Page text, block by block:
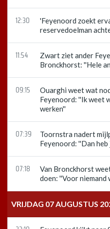
12:30
'Feyenoord zoekt
reservedoelman
11:54
Zwart ziet ander
Bronckhorst: ''Hele
09:15
Ouarghi weet wat
Feyenoord: ''Ik weet
werken''
07:39
Toornstra nadert
Feyenoord: ''Dan
07:18
Van Bronckhorst
doen: ''Voor niemand
VRIJDAG 07 AUGUSTUS